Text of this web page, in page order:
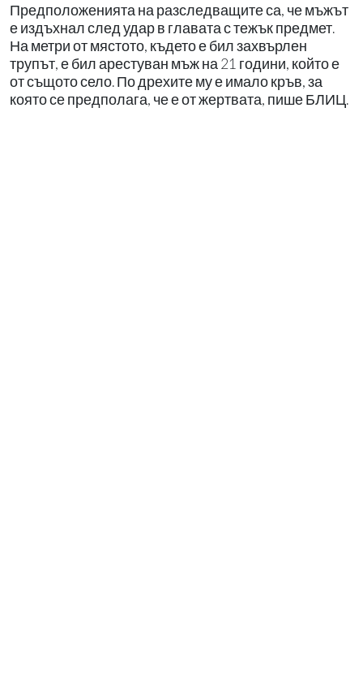
Предположенията на разследващите са, че мъжът
е издъхнал след удар в главата с тежък предмет.
На метри от мястото, където е бил захвърлен
трупът, е бил арестуван мъж на 21 години, който е
от същото село. По дрехите му е имало кръв, за
която се предполага, че е от жертвата, пише БЛИЦ.